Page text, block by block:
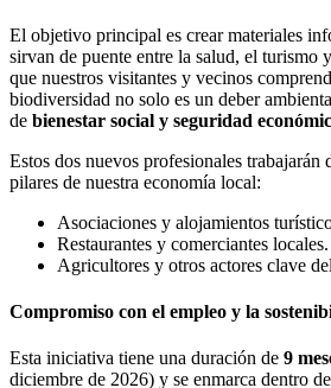
El objetivo principal es crear materiales
sirvan de puente entre la salud, el turismo
que nuestros visitantes y vecinos
biodiversidad no solo es un deber
de bienestar social y seguridad
Estos dos nuevos profesionales trabajarán
pilares de nuestra economía local:
Asociaciones y alojamientos
Restaurantes y comerciantes locales.
Agricultores y otros actores clave
Compromiso con el empleo y la
Esta iniciativa tiene una duración de 9
diciembre de 2026) y se enmarca dentro